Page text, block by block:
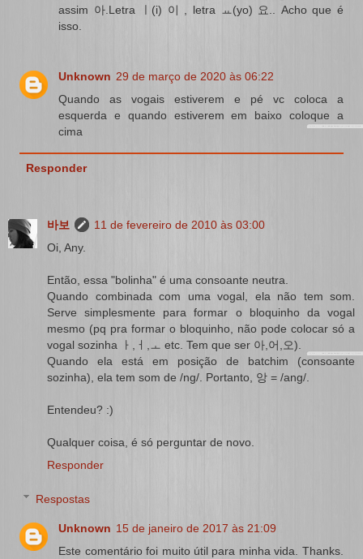
assim 아.Letra ㅣ(i) 이 , letra ㅛ(yo) 요.. Acho que é
isso.
Unknown 29 de março de 2020 às 06:22
Quando as vogais estiverem e pé vc coloca a
esquerda e quando estiverem em baixo coloque a
cima
Responder
바보
11 de fevereiro de 2010 às 03:00
Oi, Any.
Então, essa "bolinha" é uma consoante neutra.
Quando combinada com uma vogal, ela não tem som.
Serve simplesmente para formar o bloquinho da vogal
mesmo (pq pra formar o bloquinho, não pode colocar só a
vogal sozinha ㅏ,ㅓ,ㅗ etc. Tem que ser 아,어,오).
Quando ela está em posição de batchim (consoante
sozinha), ela tem som de /ng/. Portanto, 앙 = /ang/.
Entendeu? :)
Qualquer coisa, é só perguntar de novo.
Responder
Respostas
Unknown 15 de janeiro de 2017 às 21:09
Este comentário foi muito útil para minha vida. Thanks.